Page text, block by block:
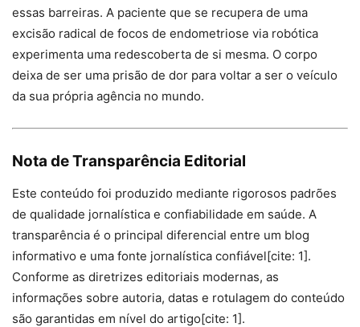
essas barreiras. A paciente que se recupera de uma
excisão radical de focos de endometriose via robótica
experimenta uma redescoberta de si mesma. O corpo
deixa de ser uma prisão de dor para voltar a ser o veículo
da sua própria agência no mundo.
Nota de Transparência Editorial
Este conteúdo foi produzido mediante rigorosos padrões
de qualidade jornalística e confiabilidade em saúde. A
transparência é o principal diferencial entre um blog
informativo e uma fonte jornalística confiável[cite: 1].
Conforme as diretrizes editoriais modernas, as
informações sobre autoria, datas e rotulagem do conteúdo
são garantidas em nível do artigo[cite: 1].